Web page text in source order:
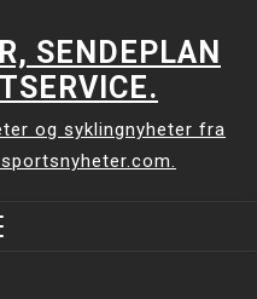
SENDEPLAN
og syklingnyheter fra